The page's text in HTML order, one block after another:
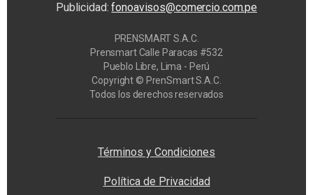
Publicidad:fonoavisos@comercio.com.pe
PRENSMART S.A.C.
Prensmart Calle Paracas #532
Pueblo Libre, Lima - Perú
Copyright © PrenSmart S.A.C.
Todos los derechos reservados
Términos y Condiciones
Política de Privacidad